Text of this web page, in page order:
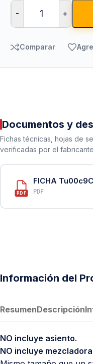
- +
Comparar
Documentos y
Fichas técnicas, hojas de
verificadas por el
PDF
FICHA
PDF
Información del
ResumenDescripción
NO incluye asiento.
NO incluye